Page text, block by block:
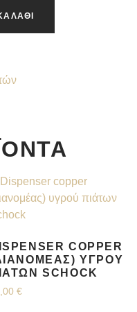
COPPER
ΥΓΡΟΎ
SCHOCK
€